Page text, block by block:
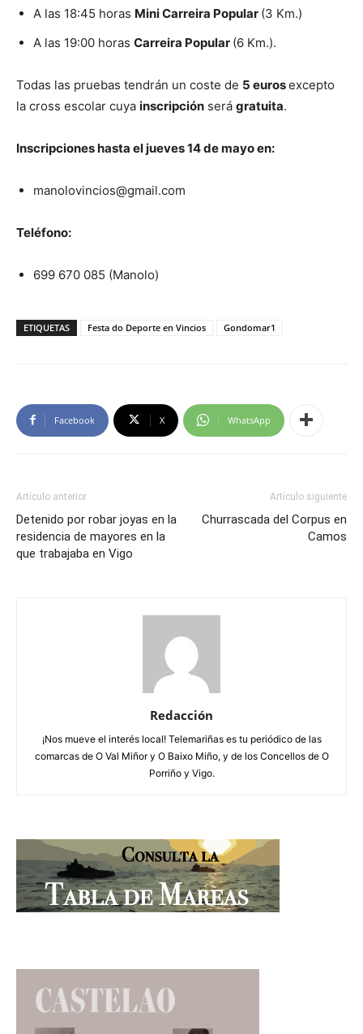
A las 18:45 horas Mini Carreira Popular (3 Km.)
A las 19:00 horas Carreira Popular (6 Km.).
Todas las pruebas tendrán un coste de 5 eurosexcepto
la cross escolar cuya inscripción será gratuita.
Inscripciones hasta el jueves 14 de mayo en:
manolovincios@gmail.com
Teléfono:
699 670 085 (Manolo)
ETIQUETAS Festa do Deporte en Vincios Gondomar1
Facebook X WhatsApp
Artículo anterior
Detenido por robar joyas en la
residencia de mayores en la
que trabajaba en Vigo
Artículo siguiente
Churrascada del Corpus en
Camos
Redacción
¡Nos mueve el interés local! Telemariñas es tu periódico de las
comarcas de O Val Miñor y O Baixo Miño, y de los Concellos de O
Porriño y Vigo.